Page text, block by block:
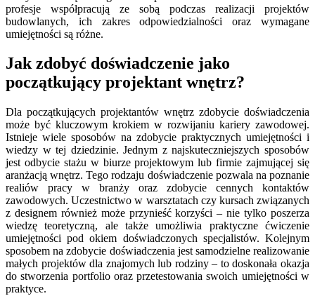
profesje współpracują ze sobą podczas realizacji projektów
budowlanych, ich zakres odpowiedzialności oraz wymagane
umiejętności są różne.
Jak zdobyć doświadczenie jako
początkujący projektant wnętrz?
Dla początkujących projektantów wnętrz zdobycie doświadczenia
może być kluczowym krokiem w rozwijaniu kariery zawodowej.
Istnieje wiele sposobów na zdobycie praktycznych umiejętności i
wiedzy w tej dziedzinie. Jednym z najskuteczniejszych sposobów
jest odbycie stażu w biurze projektowym lub firmie zajmującej się
aranżacją wnętrz. Tego rodzaju doświadczenie pozwala na poznanie
realiów pracy w branży oraz zdobycie cennych kontaktów
zawodowych. Uczestnictwo w warsztatach czy kursach związanych
z designem również może przynieść korzyści – nie tylko poszerza
wiedzę teoretyczną, ale także umożliwia praktyczne ćwiczenie
umiejętności pod okiem doświadczonych specjalistów. Kolejnym
sposobem na zdobycie doświadczenia jest samodzielne realizowanie
małych projektów dla znajomych lub rodziny – to doskonała okazja
do stworzenia portfolio oraz przetestowania swoich umiejętności w
praktyce.